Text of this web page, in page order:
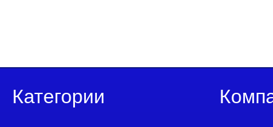
Категории